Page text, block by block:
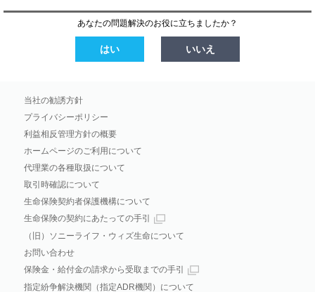
あなたの問題解決のお役に立ちましたか？
はい いいえ
当社の勧誘方針
プライバシーポリシー
利益相反管理方針の概要
ホームページのご利用について
代理業の各種取扱について
取引時確認について
生命保険契約者保護機構について
生命保険の契約にあたっての手引
（旧）ソニーライフ・ウィズ生命について
お問い合わせ
保険金・給付金の請求から受取までの手引
指定紛争解決機関（指定ADR機関）について